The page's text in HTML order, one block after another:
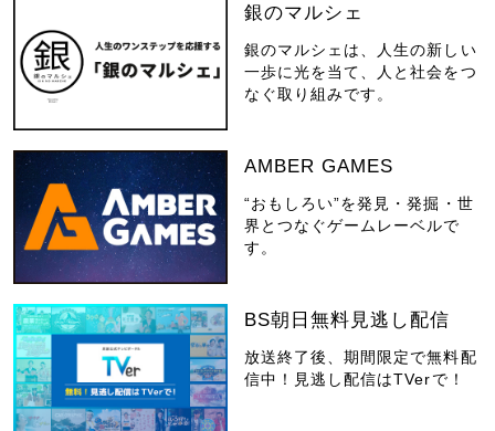
銀のマルシェ
銀のマルシェは、人生の新しい
一歩に光を当て、人と社会をつ
なぐ取り組みです。
AMBER GAMES
“おもしろい”を発見・発掘・世
界とつなぐゲームレーベルで
す。
BS朝日無料見逃し配信
放送終了後、期間限定で無料配
信中！見逃し配信はTVerで！